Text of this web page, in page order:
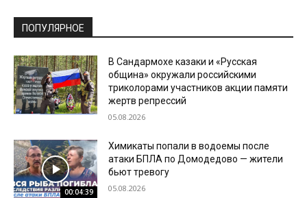
ПОПУЛЯРНОЕ
В Сандармохе казаки и «Русская
община» окружали российскими
триколорами участников акции памяти
жертв репрессий
05.08.2026
00:04:39
Химикаты попали в водоемы после
атаки БПЛА по Домодедово — жители
бьют тревогу
05.08.2026